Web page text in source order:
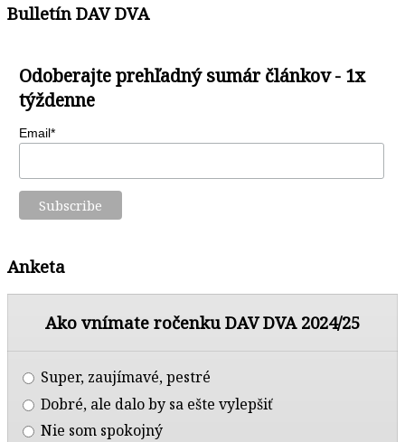
Bulletín DAV DVA
Odoberajte prehľadný sumár článkov - 1x
týždenne
Email*
Anketa
Ako vnímate ročenku DAV DVA 2024/25
Super, zaujímavé, pestré
Dobré, ale dalo by sa ešte vylepšiť
Nie som spokojný